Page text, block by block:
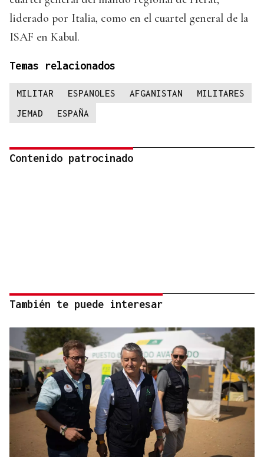
liderado por Italia, como en el cuartel general de la
ISAF en Kabul.
Temas relacionados
MILITAR ESPANOLES AFGANISTAN
MILITARES
JEMAD
ESPAÑA
Contenido patrocinado
También te puede interesar